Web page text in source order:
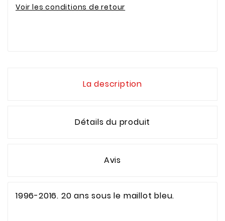
Voir les conditions de retour
La description
Détails du produit
Avis
1996-2016. 20 ans sous le maillot bleu.